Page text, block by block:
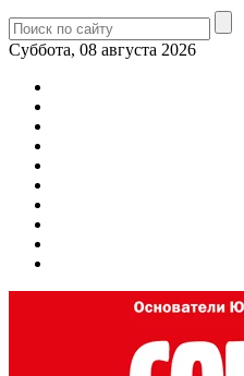
Суббота, 08 августа 2026